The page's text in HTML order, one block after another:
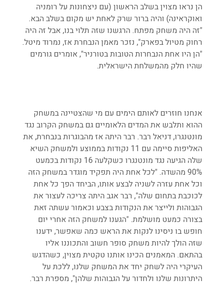
הן נראו מצוין בשלב הראשון (עם ניצחונות על רומניה
ואוקראינה) והיה ברור שרק לאחת יש מקום בשלב הבא.
"זה היה משחק מפתח. הרגשנו שזה תלוי בנו, אבל זה היה
רחוק מטיול בפארק", נזכר מאמן הנבחרת אז, נמרוד מיטל.
"הן היו אחת הנבחרות הטובות בטורניר", אומרים גורמים
שהיו חלק מהמשלחת הישראלית.
אנחנו חוזרים לאותם הימים עם מי שהצטיינה במשחק
ההוא ותלבש את המדים הלאומיים גם במשחק הקרוב נגד
מונטנגרו, דניאל רבר. רבר היתה אז מהבוגרות בנבחרת, את
האליפות סיימה עם 11 נקודות בממוצע ולמשחק השיא
שלה הגיעה נגד מונטנגרו כשקלעה 16 נקודות בכמעט
90% מהשדה. "לכל אחת היה תפקיד מוגדר במשחק הזה
וכל אחת עזרה לשניה לבצע אותו, הביחד הפך כל אחת
לכוכבת בתחום שלה", רבר אגב היתה צריכה לעצור את
הגבוהות ולייצר את הנקודות בצבע וכאמור עשתה זאת
בצורה כמעט מושלמת. "הגענו למשחק הזה אחרי יום
חופש בו ניסינו לנקות את הראש כמה שאפשר, ידענו
שזה הולך להיות משחק סופר חשוב והתכוננו אליו
בהתאם. המאמנים הכינו אותנו טקטית מצוין, כשהדגש
העיקרי היה לשחק יחד את המשחק שלנו, ללכת על
היתרונות שלנו ולחדור על הגבוהות שלהן", מספרת רבר.